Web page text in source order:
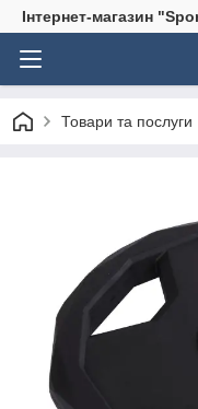
Інтернет-магазин
Товари та послуги